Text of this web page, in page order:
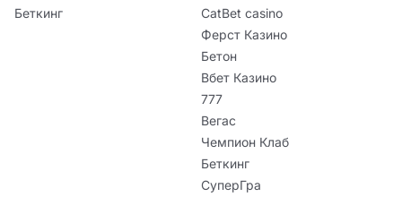
Беткинг
CatBet casino
Ферст Казино
Бетон
Вбет Казино
777
Вегас
Чемпион Клаб
Беткинг
СуперГра